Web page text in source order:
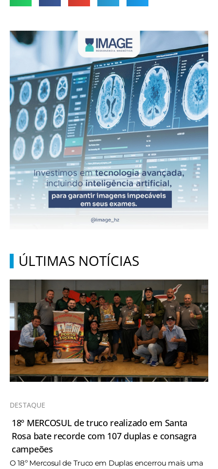
ÚLTIMAS NOTÍCIAS
DESTAQUE
18º MERCOSUL de truco realizado em Santa
Rosa bate recorde com 107 duplas e consagra
campeões
O 18º Mercosul de Truco em Duplas encerrou mais uma